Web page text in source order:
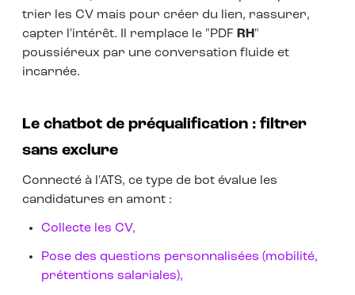
trier les CV mais pour créer du lien, rassurer,
capter l'intérêt. Il remplace le "PDF RH "
poussiéreux par une conversation fluide et
incarnée.
Le chatbot de préqualification : filtrer
sans exclure
Connecté à l'ATS, ce type de bot évalue les
candidatures en amont :
Collecte les CV,
Pose des questions personnalisées (mobilité,
prétentions salariales),